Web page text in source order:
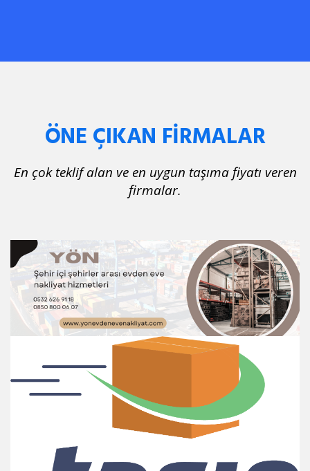
ÖNE ÇIKAN FİRMALAR
En çok teklif alan ve en uygun taşıma fiyatı veren
firmalar.